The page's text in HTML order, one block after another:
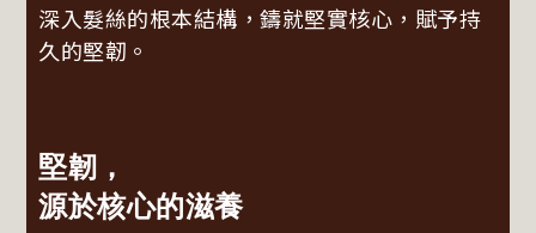
深入髮絲的根本結構，鑄就堅實核心，賦予持
久的堅韌。
堅韌，
源於核心的滋養